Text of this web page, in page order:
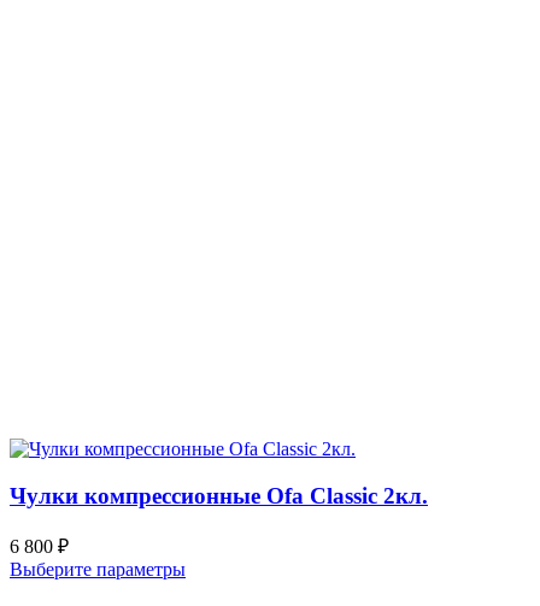
Чулки компрессионные Ofa Classic 2кл.
6 800 ₽
Выберите параметры